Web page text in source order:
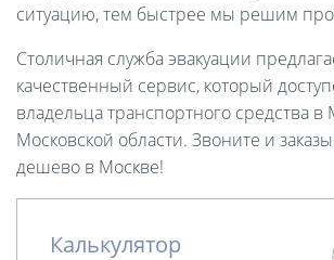
ситуацию, тем быстрее мы решим
Столичная служба эвакуации
качественный сервис, который
владельца транспортного средства в
Московской области. Звоните и
дешево в Москве!
Калькулятор